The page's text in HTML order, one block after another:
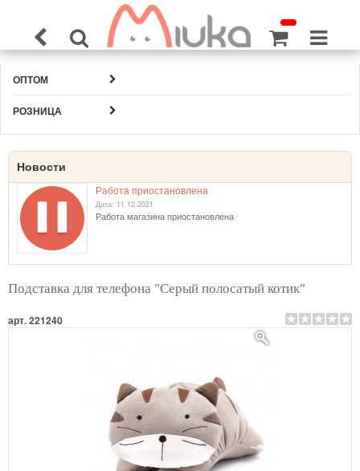
ОПТОМ
РОЗНИЦА
Новости
Работа приостановлена
Дата: 11.12.2021
Работа магазина приостановлена
Подставка для телефона "Серый полосатый котик"
арт. 221240